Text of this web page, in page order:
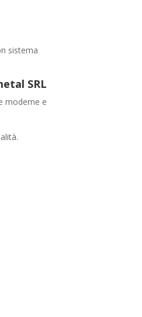
sistema
SRL
moderne e